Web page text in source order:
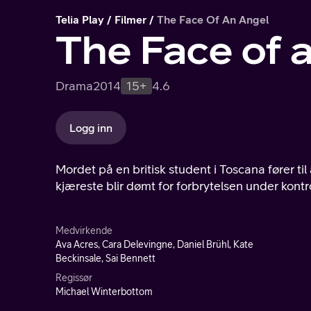
Telia Play Filmer The Face Of An Angel
The Face of
Drama2014 15+ 4.6
Logg inn
Mordet på en britisk student i Toscana fører
kjæreste blir dømt for forbrytelsen under
Medvirkende
Ava Acres, Cara Delevingne, Daniel Brühl, Kate
Beckinsale, Sai Bennett
Regissør
Michael Winterbottom